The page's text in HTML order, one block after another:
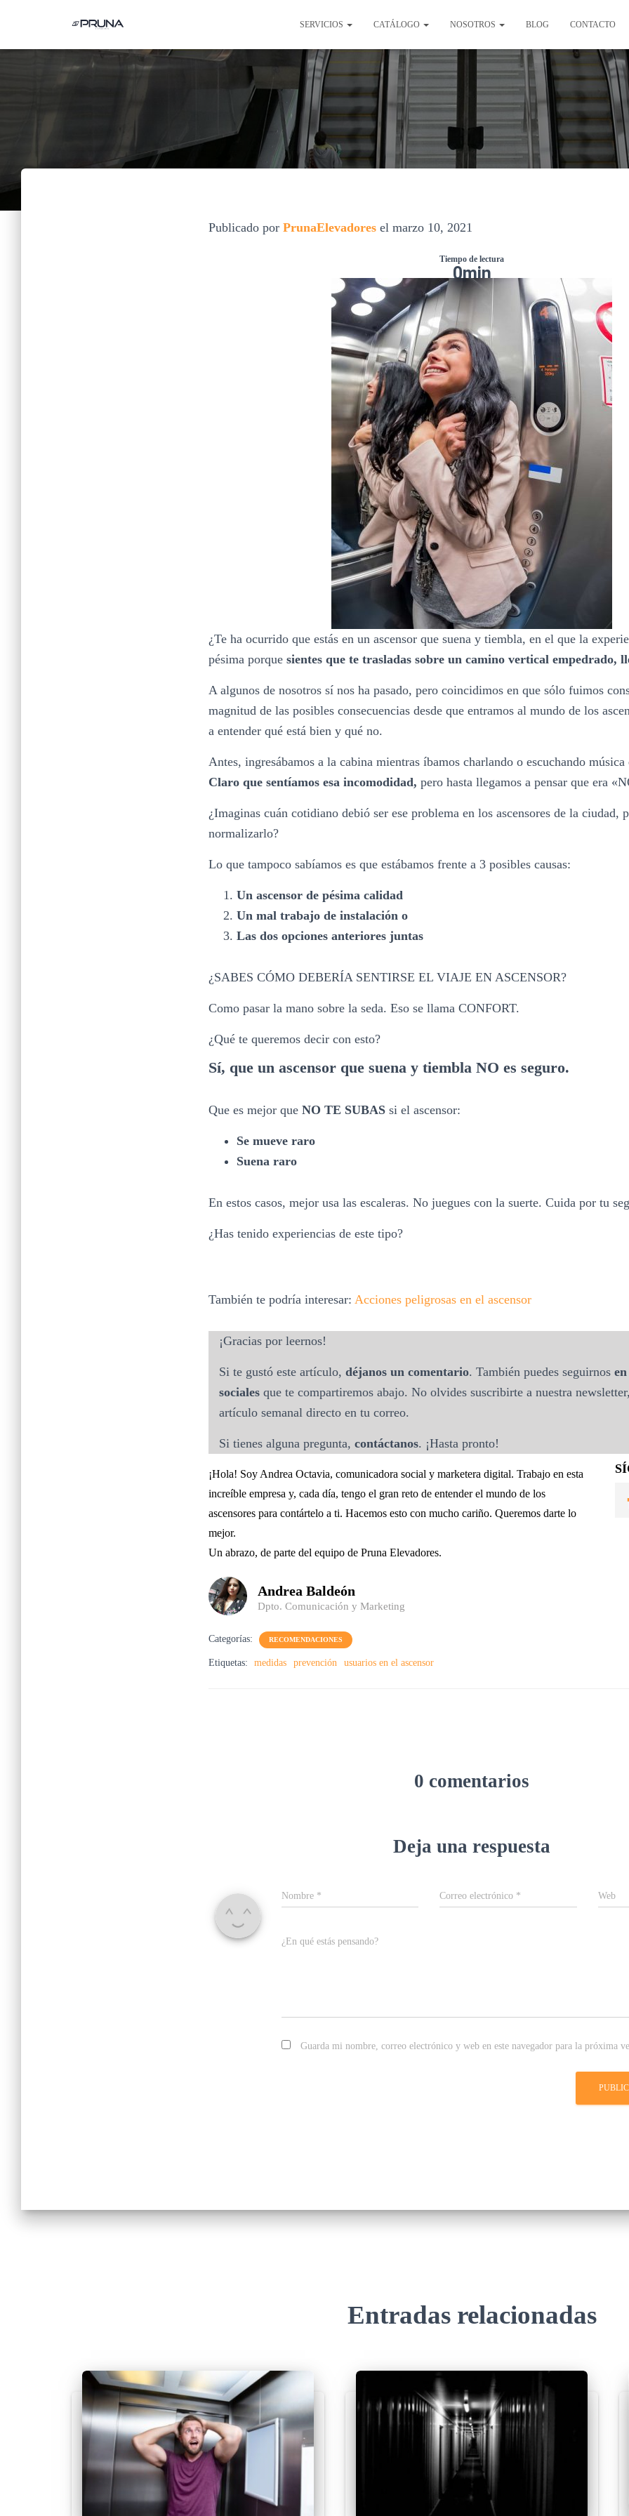
SERVICIOS CATÁLOGO NOSOTROS BLOG CONTACTO
Publicado por PrunaElevadores el marzo 10, 2021
Tiempo de lectura
0min
¿Te ha ocurrido que estás en un ascensor que suena y tiembla, en el que la
pésima porque sientes que te trasladas sobre un camino vertical empedrado,
A algunos de nosotros sí nos ha pasado, pero coincidimos en que sólo fuimos
magnitud de las posibles consecuencias desde que entramos al mundo de los
a entender qué está bien y qué no.
Antes, ingresábamos a la cabina mientras íbamos charlando o escuchando
Claro que sentíamos esa incomodidad, pero hasta llegamos a pensar que era
¿Imaginas cuán cotidiano debió ser ese problema en los ascensores de la ciudad,
normalizarlo?
Lo que tampoco sabíamos es que estábamos frente a 3 posibles causas:
Un ascensor de pésima calidad
Un mal trabajo de instalación o
Las dos opciones anteriores juntas
¿SABES CÓMO DEBERÍA SENTIRSE EL VIAJE EN ASCENSOR?
Como pasar la mano sobre la seda. Eso se llama CONFORT.
¿Qué te queremos decir con esto?
Sí, que un ascensor que suena y tiembla NO es seguro.
Que es mejor que NO TE SUBAS si el ascensor:
Se mueve raro
Suena raro
En estos casos, mejor usa las escaleras. No juegues con la suerte. Cuida por tu
¿Has tenido experiencias de este tipo?
También te podría interesar: Acciones peligrosas en el ascensor
¡Gracias por leernos!
Si te gustó este artículo, déjanos un comentario. También puedes seguirnos
sociales que te compartiremos abajo. No olvides suscribirte a nuestra
artículo semanal directo en tu correo.
Si tienes alguna pregunta, contáctanos. ¡Hasta pronto!
¡Hola! Soy Andrea Octavia, comunicadora social y marketera digital. Trabajo en esta
increíble empresa y, cada día, tengo el gran reto de entender el mundo de los
ascensores para contártelo a ti. Hacemos esto con mucho cariño. Queremos darte lo
mejor.
Un abrazo, de parte del equipo de Pruna Elevadores.
Andrea Baldeón
Dpto. Comunicación y Marketing
Categorías: RECOMENDACIONES
Etiquetas: medidas prevención usuarios en el ascensor
0 comentarios
Deja una respuesta
Nombre * Correo electrónico * Web
¿En qué estás pensando?
Guarda mi nombre, correo electrónico y web en este navegador para la próxima
Entradas relacionadas